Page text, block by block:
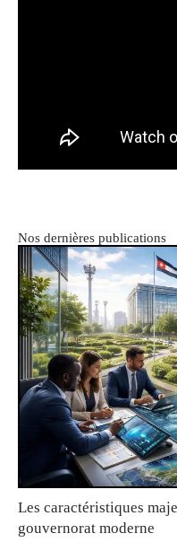
Nos dernières publications
Les caractéristiques
gouvernorat moderne